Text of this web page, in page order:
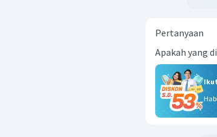
Pertanyaan
Apakah yang